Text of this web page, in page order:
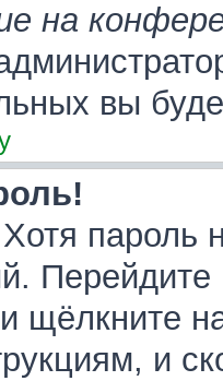
на
вы
пароль
щёлкните
и